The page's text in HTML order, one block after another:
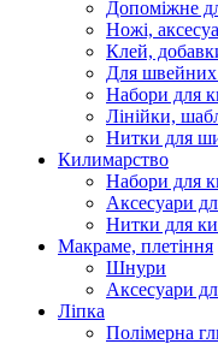
Допоміжне
Ножі,
Клей,
Для
Набори для
Лінійки,
Нитки для
Килимарство
Набори для
Аксесуари
Нитки для
Макраме, плетіння
Шнури
Аксесуари
Ліпка
Полімерна